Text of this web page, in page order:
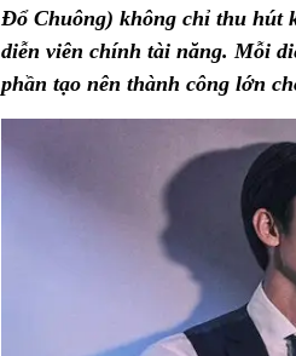
Đổ Chuông) không chỉ thu hút
diễn viên chính tài năng. Mỗi
phần tạo nên thành công lớn